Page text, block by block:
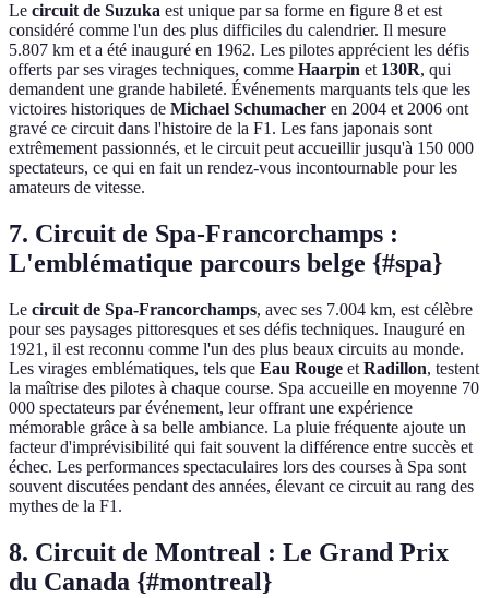
Le circuit de Suzuka est unique par sa forme en figure 8 et est
considéré comme l'un des plus difficiles du calendrier. Il mesure
5.807 km et a été inauguré en 1962. Les pilotes apprécient les défis
offerts par ses virages techniques, comme Haarpin et 130R, qui
demandent une grande habileté. Événements marquants tels que les
victoires historiques de Michael Schumacher en 2004 et 2006 ont
gravé ce circuit dans l'histoire de la F1. Les fans japonais sont
extrêmement passionnés, et le circuit peut accueillir jusqu'à 150 000
spectateurs, ce qui en fait un rendez-vous incontournable pour les
amateurs de vitesse.
7. Circuit de Spa-Francorchamps :
L'emblématique parcours belge {#spa}
Le circuit de Spa-Francorchamps, avec ses 7.004 km, est célèbre
pour ses paysages pittoresques et ses défis techniques. Inauguré en
1921, il est reconnu comme l'un des plus beaux circuits au monde.
Les virages emblématiques, tels que Eau Rouge et Radillon, testent
la maîtrise des pilotes à chaque course. Spa accueille en moyenne 70
000 spectateurs par événement, leur offrant une expérience
mémorable grâce à sa belle ambiance. La pluie fréquente ajoute un
facteur d'imprévisibilité qui fait souvent la différence entre succès et
échec. Les performances spectaculaires lors des courses à Spa sont
souvent discutées pendant des années, élevant ce circuit au rang des
mythes de la F1.
8. Circuit de Montreal : Le Grand Prix
du Canada {#montreal}